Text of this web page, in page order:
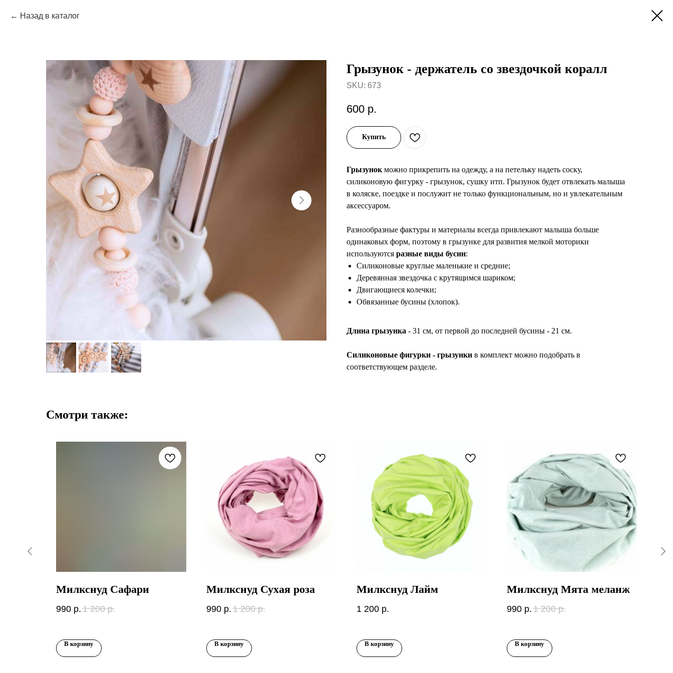
Назад в каталог
Грызунок - держатель со звездочкой коралл
SKU: 673
600 р.
Купить
Грызунок можно прикрепить на одежду, а на петельку надеть соску,
силиконовую фигурку - грызунок, сушку итп. Грызунок будет отвлекать малыша
в коляске, поездке и послужит не только функциональным, но и увлекательным
аксессуаром.
Разнообразные фактуры и материалы всегда привлекают малыша больше
одинаковых форм, поэтому в грызунке для развития мелкой моторики
используются разные виды бусин:
Силиконовые круглые маленькие и средние;
Деревянная звездочка с крутящимся шариком;
Двигающиеся колечки;
Обвязанные бусины (хлопок).
Длина грызунка - 31 см, от первой до последней бусины - 21 см.
Силиконовые фигурки - грызунки в комплект можно подобрать в
соответствующем разделе.
Смотри также:
Милкснуд Сафари
990 р. 1 200 р.
В корзину
Милкснуд Сухая роза
990 р. 1 200 р.
В корзину
Милкснуд Лайм
1 200 р.
В корзину
Милкснуд Мята меланж
990 р. 1 200 р.
В корзину